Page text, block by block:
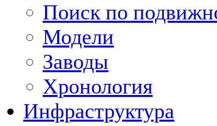
Поиск по
Модели
Заводы
Хронология
Инфраструктура